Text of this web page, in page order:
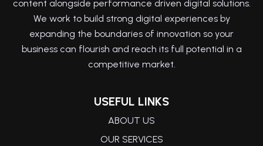
content alongside performance driven digital solutions.
We work to build strong digital experiences by
expanding the boundaries of innovation so your
business can flourish and reach its full potential in a
competitive market.
USEFUL LINKS
ABOUT US
OUR SERVICES